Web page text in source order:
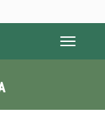
Toggle